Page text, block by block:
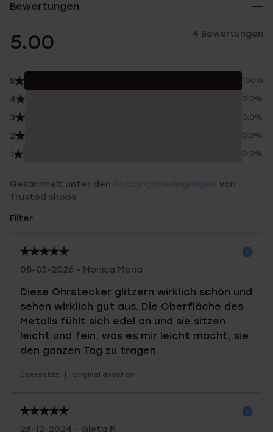
Bewertungen
5.00 4 Bewertungen
5 100.0%
4 0.0%
3 0.0%
2 0.0%
1 0.0%
Gesammelt unter den
von
Trusted shops
Filter
08-05-2026 - Monica Maria
Diese Ohrstecker glitzern wirklich schön und
sehen wirklich gut aus. Die Oberfläche des
Metalls fühlt sich edel an und sie sitzen
leicht und fein, was es mir leicht macht, sie
den ganzen Tag zu tragen.
Übersetzt | Original ansehen
28-12-2024 - Gieta P.